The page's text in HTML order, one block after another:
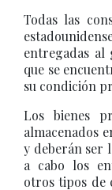
Todas las
entregadas al
que se
su condición
Los bienes
almacenados
y deberán ser
a cabo los
otros tipos de